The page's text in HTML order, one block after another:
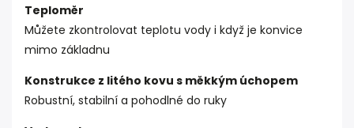
Teploměr
Můžete zkontrolovat teplotu vody i když je konvice
mimo základnu
Konstrukce z litého kovu s měkkým úchopem
Robustní, stabilní a pohodlné do ruky